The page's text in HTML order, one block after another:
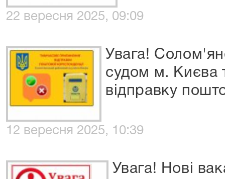
22 вересня 2025, 09:09
Увага!
судом м. Києва
відправку
12 вересня 2025, 10:39
Увага! Нові